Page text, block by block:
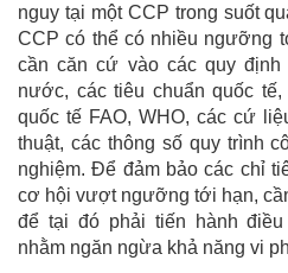
nguy tại một CCP trong suốt
CCP có thể có nhiều ngưỡng
cần căn cứ vào các quy
nước, các tiêu chuẩn quốc
quốc tế FAO, WHO, các cứ
thuật, các thông số quy trình
nghiệm. Để đảm bảo các chỉ
cơ hội vượt ngưỡng tới hạn,
để tại đó phải tiến hành
nhằm ngăn ngừa khả năng vi